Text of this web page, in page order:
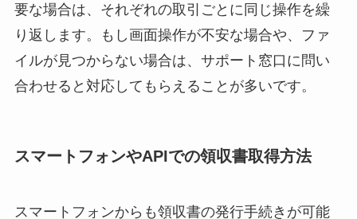
要な場合は、それぞれの取引ごとに同じ操作を繰
り返します。もし画面操作が不安な場合や、ファ
イルが見つからない場合は、サポート窓口に問い
合わせると対応してもらえることが多いです。
スマートフォンやAPIでの領収書取得方法
スマートフォンからも領収書の発行手続きが可能